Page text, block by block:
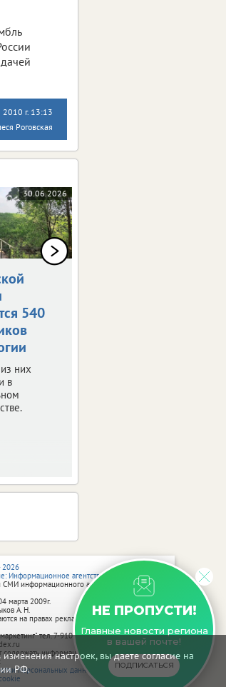
настроек, вы даете согласие на
РФ.
2010 г. 13:13
Роговская
30.06.2026
540
них
в
НЕ ПРОПУСТИ!
Главные новости региона
в вашей почте!
ПОДПИСАТЬСЯ
2026
агентство vRossii.ru
СМИ информационного агентства vRossii.ru
2009г.
А. Н.
на правах рекламы.
тел. 7-910-267-70-40,
содержать информацию, не предназначенную
персональных данных